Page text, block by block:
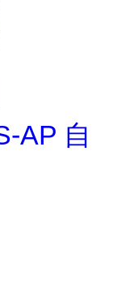
AP 自